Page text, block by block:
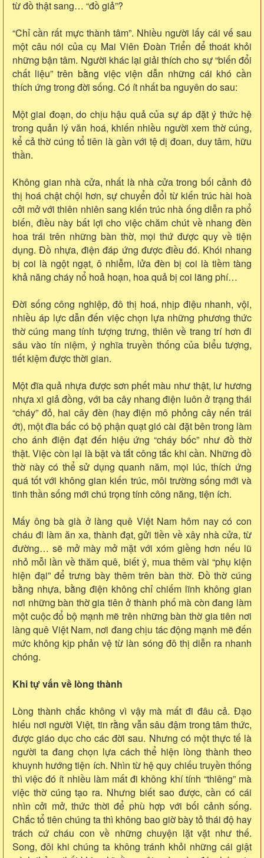
từ đồ thật sang… “đồ giả”?
“Chỉ cần rất mực thành tâm”. Nhiều người lấy cái vế sau
một câu nói của cụ Mai Viên Đoàn Triển để thoát khỏi
những bận tâm. Người khác lại giải thích cho sự “biến đổi
chất liệu” trên bằng việc viện dẫn những cái khó cần
thích ứng trong đời sống. Có ít nhất ba nguyên do sau:
Một giai đoạn, do chịu hậu quả của sự áp đặt ý thức hệ
trong quản lý văn hoá, khiến nhiều người xem thờ cúng,
kể cả thờ cúng tổ tiên là gần với tệ dị đoan, duy tâm, hữu
thần.
Không gian nhà cửa, nhất là nhà cửa trong bối cảnh đô
thị hoá chật chội hơn, sự chuyển đổi từ kiến trúc hài hoà
cởi mở với thiên nhiên sang kiến trúc nhà ống diễn ra phổ
biến, điều này bất lợi cho việc chăm chút về nhang đèn
hoa trái trên những bàn thờ, mọi thứ được quy về tiện
dụng. Đồ nhựa, điện đáp ứng được điều đó. Khói nhang
bị coi là ngột ngạt, ô nhiễm, lửa đèn bị coi là tiềm tàng
khả năng cháy nổ hoả hoạn, hoa quả bị coi lãng phí…
Đời sống công nghiệp, đô thị hoá, nhịp điệu nhanh, vội,
nhiều áp lực dẫn đến việc chọn lựa những phương thức
thờ cúng mang tính tượng trưng, thiên về trang trí hơn đi
sâu vào tín niệm, ý nghĩa truyền thống của biểu tượng,
tiết kiệm được thời gian.
Một đĩa quả nhựa được sơn phết màu như thật, lư hương
nhựa xi giả đồng, với ba cây nhang điện luôn ở trạng thái
“cháy” đỏ, hai cây đèn (hay điện mô phỏng cây nến trái
ớt), một đĩa bấc có bộ phận quạt gió cài đặt bên trong làm
cho ánh điện đạt đến hiệu ứng “cháy bốc” như đồ thờ
thật. Việc còn lại là bật và tắt công tắc khi cần. Những đồ
thờ này có thể sử dụng quanh năm, mọi lúc, thích ứng
quá tốt với không gian kiến trúc, môi trường sống mới và
tinh thần sống mới chú trọng tính công năng, tiện ích.
Mấy ông bà già ở làng quê Việt Nam hôm nay có con
cháu đi làm ăn xa, thành đạt, gửi tiền về xây nhà cửa, từ
đường… sẽ mở mày mở mặt với xóm giềng hơn nếu lũ
nhỏ mỗi lần về thăm quê, biết ý, mua thêm vài “phụ kiện
hiện đại” để trưng bày thêm trên bàn thờ. Đồ thờ cúng
bằng nhựa, bằng điện không chỉ chiếm lĩnh không gian
nơi những bàn thờ gia tiên ở thành phố mà còn đang làm
một cuộc đổ bộ mạnh mẽ trên những bàn thờ gia tiên nơi
làng quê Việt Nam, nơi đang chịu tác động mạnh mẽ đến
mức không kịp phản vệ từ làn sóng đô thị diễn ra nhanh
chóng.
Khi tự vấn về lòng thành
Lòng thành chắc không vì vậy mà mất đi đâu cả. Đạo
hiếu nơi người Việt, tin rằng vẫn sâu đậm trong tâm thức,
được giáo dục cho các đời sau. Nhưng có một thực tế là
người ta đang chọn lựa cách thể hiện lòng thành theo
khuynh hướng tiện ích. Nhìn từ hệ quy chiếu truyền thống
thì việc đó ít nhiều làm mất đi không khí tính “thiêng” mà
việc thờ cúng tạo ra. Nhưng biết sao được, cần có cái
nhìn cởi mở, thức thời để phù hợp với bối cảnh sống.
Chắc tổ tiên chúng ta thì không bao giờ bày tỏ thái độ hay
trách cứ cháu con về những chuyện lặt vặt như thế.
Song, đôi khi chúng ta không tránh khỏi những cái giật